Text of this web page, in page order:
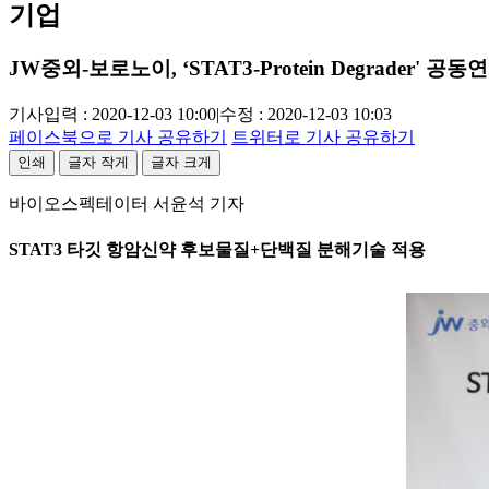
기업
JW중외-보로노이, ‘STAT3-Protein Degrader' 공동
기사입력 : 2020-12-03 10:00|수정 : 2020-12-03 10:03
페이스북으로 기사 공유하기
트위터로 기사 공유하기
인쇄 글자 작게 글자 크게
바이오스펙테이터 서윤석 기자
STAT3 타깃 항암신약 후보물질+단백질 분해기술 적용